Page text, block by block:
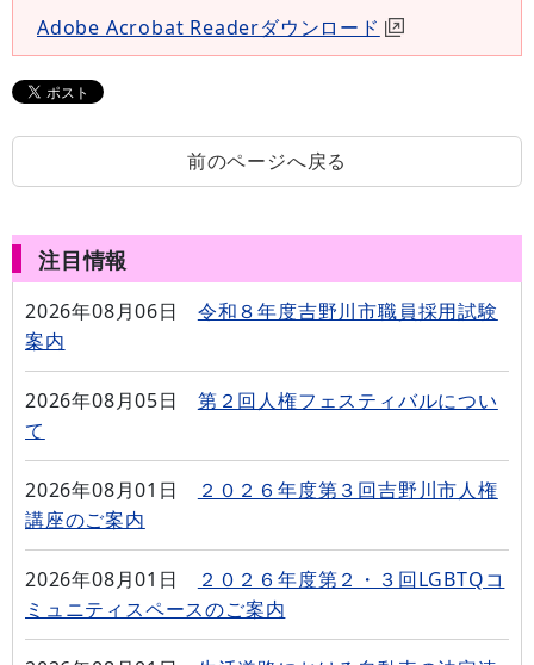
Adobe Acrobat Readerダウンロード
前のページへ戻る
注目情報
2026年08月06日
令和８年度吉野川市職員採用試験
案内
2026年08月05日
第２回人権フェスティバルについ
て
2026年08月01日
２０２６年度第３回吉野川市人権
講座のご案内
2026年08月01日
２０２６年度第２・３回LGBTQコ
ミュニティスペースのご案内